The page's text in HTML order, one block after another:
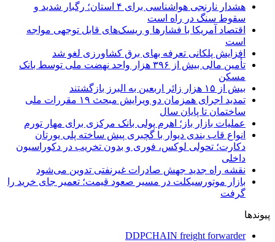
هشدار نارنجی هواشناسی برای ۴ استان؛ رگبار شدید و
سقوط سنگ در راه است
اقتصاد آمریکا با فشارها و ریسک‌های قابل توجهی مواجه
است
افزایش پلکانی تعرفه بهای برق کشاورزی لغو شد
تأمین مالی بیش از ۳۹۶ هزار واحد نهضت ملی توسط بانک
مسکن
بیش از ۱۵ هزار زائر اربعین به البرز بازگشتند
تمدید اجرای همزمان دو ویرایش مبحث ۱۹ مقررات ملی
ساختمان تا پایان سال
عملیات بازار باز؛ اهرم پولی بانک مرکزی برای مهار تورم
انواع قاب بندی دیوار با گچبری پیش ساخته پلی یورتان
دکارت؛ تحولی لوکس، فوری و بدون تخریب در دکوراسیون
داخلی
نقشه راه جدید جهش صادرات غیرنفتی تدوین می‌شود
بازار موتورسیکلت در مسیر صعود قیمت؛ تعمیر جای خرید را
گرفت
پیوندها
DDPCHAIN freight forwarder